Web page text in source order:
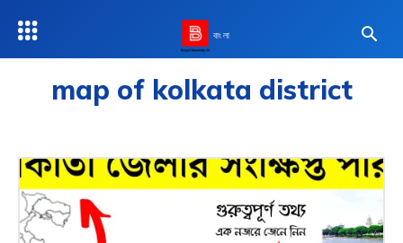
বাংলা
map of kolkata district